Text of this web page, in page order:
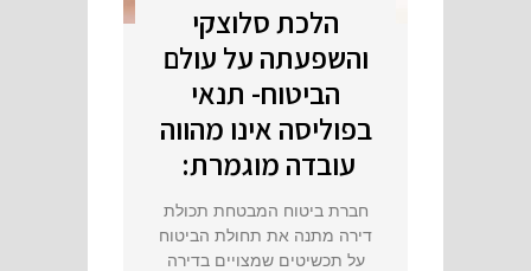
הלכת סלוצקי
והשפעתה על עולם
הביטוח- תנאי
בפוליסה אינו מהווה
עובדה מוגמרת:
חברת ביטוח המבטחת תכולת
דירה מתנה את תחולת הביטוח
על תכשיטים שמצויים בדירה